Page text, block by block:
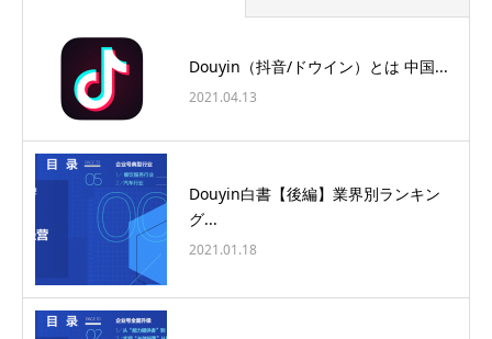
Douyin（抖音/ドウイン）とは 中国...
2021.04.13
Douyin白書【後編】業界別ランキン
グ...
2021.01.18